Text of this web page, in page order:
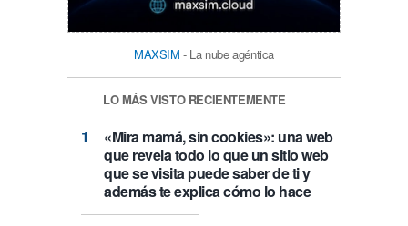
MAXSIM - La nube agéntica
LO MÁS VISTO RECIENTEMENTE
«Mira mamá, sin cookies»: una web
que revela todo lo que un sitio web
que se visita puede saber de ti y
además te explica cómo lo hace